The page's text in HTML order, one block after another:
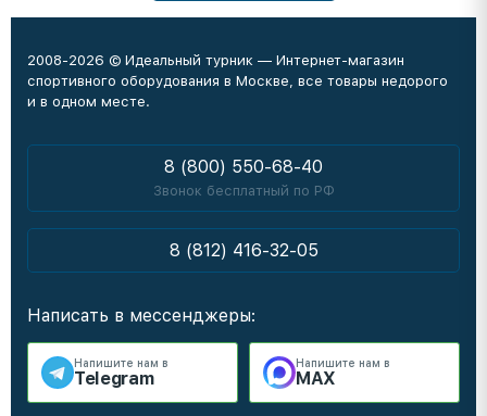
2008-2026 © Идеальный турник — Интернет-магазин
спортивного оборудования в Москве, все товары недорого
и в одном месте.
8 (800) 550-68-40
Звонок бесплатный по РФ
8 (812) 416-32-05
Написать в мессенджеры:
Напишите нам в
Telegram
Напишите нам в
MAX